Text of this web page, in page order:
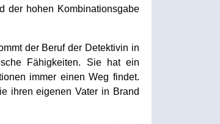
der hohen Kombinationsgabe
der Beruf der Detektivin in
Fähigkeiten. Sie hat ein
immer einen Weg findet.
ihren eigenen Vater in Brand